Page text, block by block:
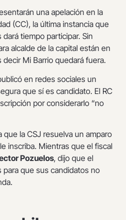
una apelación en la
(CC), la última instancia que
tiempo participar. Sin
alcalde de la capital están en
Mi Barrio quedará fuera.
en redes sociales un
que sí es candidato. El RC
por considerarlo “no
que la CSJ resuelva un amparo
inscriba. Mientras que el fiscal
Pozuelos, dijo que el
que sus candidatos no